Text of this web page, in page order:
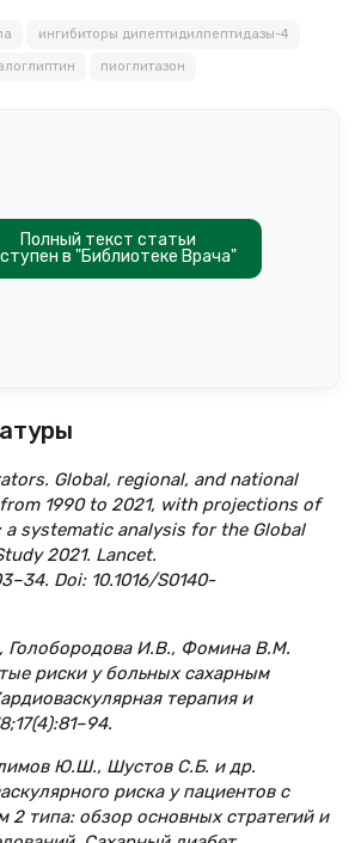
ингибиторы дипептидилпептидазы-4
пиоглитазон
Полный текст статьи
в "Библиотеке Врача"
Global, regional, and national
1990 to 2021, with projections of
a systematic analysis for the Global
2021. Lancet.
Doi: 10.1016/S0140-
Голобородова И.В., Фомина В.М.
риски у больных сахарным
терапия и
Ю.Ш., Шустов С.Б. и др.
риска у пациентов с
2 типа: обзор основных стратегий и